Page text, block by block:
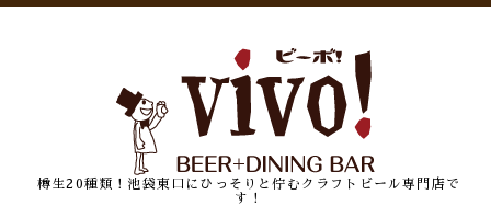
樽生20種類！池袋東口にひっそりと佇むクラフトビール専門店で
す！